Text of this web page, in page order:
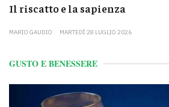
Il riscatto e la sapienza
MARIO GAUDIO MARTEDÌ 28 LUGLIO 2026
GUSTO E BENESSERE